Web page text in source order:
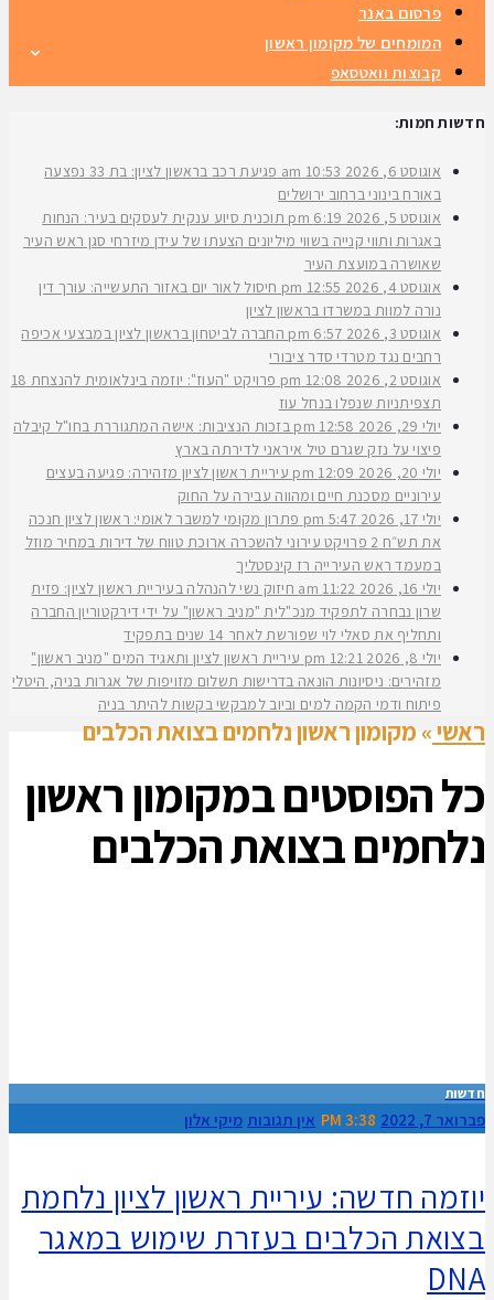
פרסום באנר
המומחים של מקומון ראשון
קבוצות וואטסאפ
חדשות חמות:
אוגוסט 6, 2026 10:53 am
פגיעת רכב בראשון לציון: בת 33 נפצעה
באורח בינוני ברחוב ירושלים
אוגוסט 5, 2026
6:19 pm
תוכנית סיוע ענקית לעסקים בעיר: הנחות
באגרות ותווי קנייה בשווי מיליונים הצעתו של עידן מיזרחי סגן ראש העיר
שאושרה במועצת העיר
אוגוסט 4, 2026
12:55 pm
חיסול לאור יום באזור התעשייה: עורך דין
נורה למוות במשרדו בראשון לציון
אוגוסט 3, 2026
6:57 pm
החברה לביטחון בראשון לציון במבצעי אכיפה
רחבים נגד מטרדי סדר ציבורי
אוגוסט 2, 2026
12:08 pm
פרויקט "העוז": יוזמה בינלאומית להנצחת 18
תצפיתניות שנפלו בנחל עוז
יולי 29, 2026
12:58 pm
בזכות הנציבות: אישה המתגוררת בחו"ל קיבלה
פיצוי על נזק שגרם טיל איראני לדירתה בארץ
יולי 20, 2026
12:09 pm
עיריית ראשון לציון מזהירה: פגיעה בעצים
עירוניים מסכנת חיים ומהווה עבירה על החוק
יולי 17, 2026
5:47 pm
פתרון מקומי למשבר לאומי: ראשון לציון חנכה
את תש״ח 2 פרויקט עירוני להשכרה ארוכת טווח של דירות במחיר מוזל
במעמד ראש העירייה רז קינסטליך
יולי 16, 2026
11:22 am
חיזוק נשי להנהלה בעיריית ראשון לציון: פזית
שרון נבחרה לתפקיד מנכ"לית "מניב ראשון" על ידי דירקטוריון החברה
ותחליף את סאלי לוי שפורשת לאחר 14 שנים בתפקיד
יולי 8, 2026
12:21 pm
עיריית ראשון לציון ותאגיד המים "מניב ראשון"
מזהירים: ניסיונות הונאה בדרישות תשלום מזויפות של אגרות בניה, היטלי
פיתוח ודמי הקמה למים וביוב למבקשי בקשות להיתר בניה
ראשי» מקומון ראשון נלחמים בצואת הכלבים
כל הפוסטים במקומון ראשון
נלחמים בצואת הכלבים
חדשות
פברואר 7, 2022 3:38 PM אין תגובות מיקי אלון
יוזמה חדשה: עיריית ראשון לציון נלחמת
בצואת הכלבים בעזרת שימוש במאגר
DNA